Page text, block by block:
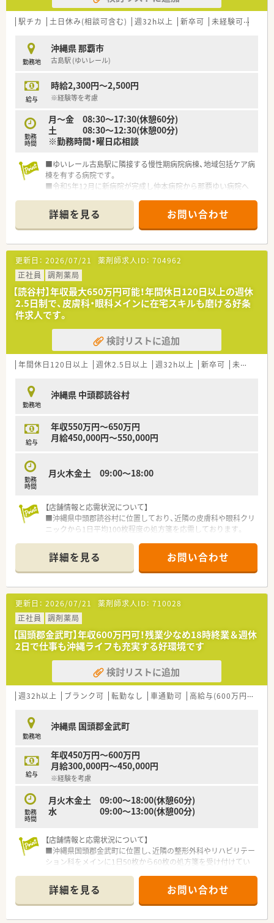
駅チカ 土日休み(相談可含む) 週32h以上 新卒可 未経験可
勤務地
沖縄県 那覇市
古島駅 (ゆいレール)
給与
時給2,300円～2,500円
※経験等を考慮
勤務
時間
月～金 08:30～17:30(休憩60分)
土 08:30～12:30(休憩00分)
※勤務時間・曜日応相談
■ゆいレール古島駅に隣接する慢性期病院病棟、地域包括ケア病
棟を有する病院です。
■令和5年12月に新病院が完成し仲本病院から那覇ゆい病院へ
■療養病床48床、地域包括ケア病棟46床の計94床を有していま
す。
■職員専用駐車場は病院から徒歩12分程度です。
詳細を見る お問い合わせ
更新日： 2026/07/21 薬剤師求人ID： 704962
正社員
調剤薬局
【読谷村】年収最大650万円可能！年間休日120日以上の週休
2.5日制で、皮膚科・眼科メインに在宅スキルも磨ける好条
件求人です。
検討リストに追加
年間休日120日以上 週休2.5日以上 週32h以上 新卒可 未経験可
勤務地
沖縄県 中頭郡読谷村
給与
年収550万円～650万円
月給450,000円～550,000円
勤務
時間
月火木金土 09:00～18:00
【店舗情報と応需状況について】
■沖縄県中頭郡読谷村に位置しており、近隣の皮膚科や眼科クリ
ニックから1日平均100枚程度の処方箋を応需しております。
事務スタッフも4名在籍しているため、業務分担が非常にスムー
ズです。
■皮膚科と眼科がメインの応需科目ですが、施設在宅への対応も
積極的に行っており、地域医療に深く貢献できる体制を整えてい
ます。
【募集背景と求める人物像について】
■管理薬剤師候補から一般常勤まで幅広く募集しており、特に地
域密着の医療に貢献したいという意欲的な方を急募しておりま
す。
■外来調剤だけでなく施設在宅業務にも関心があり、多職種と連
携しながら新しいことに挑戦できる方を高く評価し歓迎いたし
ます。
■常時複数名体制のため、ブランクがある方や未経験の方でも、
■沖縄の地で地域に根差した地元の薬局として運営しており、転
勤の心配がなく、腰を据えて長く働き続けられる安定感が魅力で
す。
■在宅医療の分野にも注力しており、これからの超高齢社会にお
いて必要とされる薬剤師としての職能を最大限に発揮できる法
人です。
■社員の教育制度を充実させており、定期的な勉強会の開催など
ます。
【求人情報について】
り、これまでのご経験やスキルを最大限に考慮して決定いたしま
す。
■年間休日が120日以上確保されているだけでなく、週休2.5日
詳細を見る お問い合わせ
更新日： 2026/07/21 薬剤師求人ID： 710028
正社員
調剤薬局
【国頭郡金武町】年収600万円可！残業少なめ18時終業＆週休
2日で仕事も沖縄ライフも充実する好環境です
検討リストに追加
週32h以上 ブランク可 転勤なし 車通勤可 高給与(600万円以上)
勤務地
沖縄県 国頭郡金武町
給与
年収450万円～600万円
月給300,000円～450,000円
※経験を考慮
勤務
時間
月火木金土 09:00～18:00(休憩60分)
水 09:00～13:00(休憩00分)
【店舗情報と応需状況について】
■沖縄県国頭郡金武町に位置し、近隣の整形外科やリハビリテー
ション科をメインに1日50枚から60枚の処方箋を受け付けてい
■地域の患者様との距離が近く、一人ひとりに寄り添った丁寧な
服薬指導を行うことができる、地域密着型の落ち着いた調剤薬局
です。
■現在は薬剤師1名体制で運営しており、欠員補充のための募集
詳細を見る お問い合わせ